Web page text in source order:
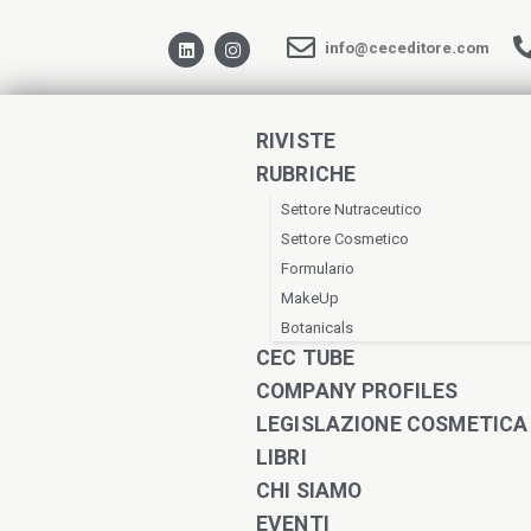
info@ceceditore.com
RIVISTE
RUBRICHE
Settore Nutraceutico
Settore Cosmetico
Formulario
MakeUp
Botanicals
CEC TUBE
COMPANY PROFILES
LEGISLAZIONE COSMETICA
LIBRI
CHI SIAMO
EVENTI